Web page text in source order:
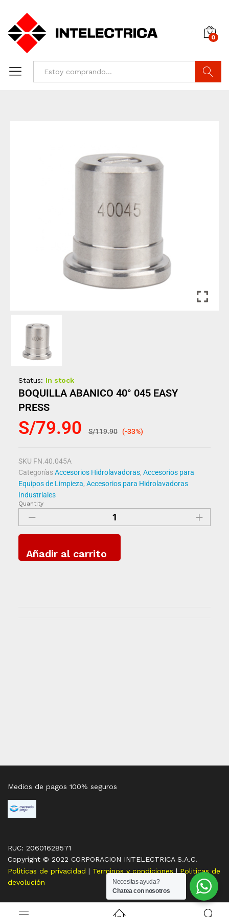
0
Status: In stock
BOQUILLA ABANICO 40° 045 EASY
PRESS
S/79.90 S/119.90 (-33%)
SKU FN.40.045A
Categorías Accesorios Hidrolavadoras,Accesorios para
Equipos de Limpieza,Accesorios para Hidrolavadoras
Industriales
Quantity
Añadir al carrito
RUC: 20601628571
Copyright © 2022 CORPORACION INTELECTRICA S.A.C.
Medios de pagos 100% seguros
Politicas de privacidad | Terminos y condiciones | Politicas de
devolución
Necesitas ayuda?
Chatea con nosotros